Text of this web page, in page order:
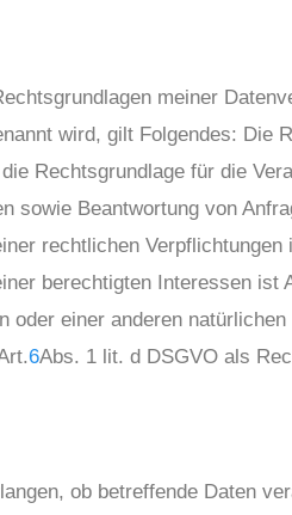
meiner
wird, gilt Folgendes: Die
Rechtsgrundlage für die
sowie Beantwortung von
rechtlichen Verpflichtungen
berechtigten Interessen ist
einer anderen
6Abs. 1 lit. d DSGVO als
ob betreffende Daten